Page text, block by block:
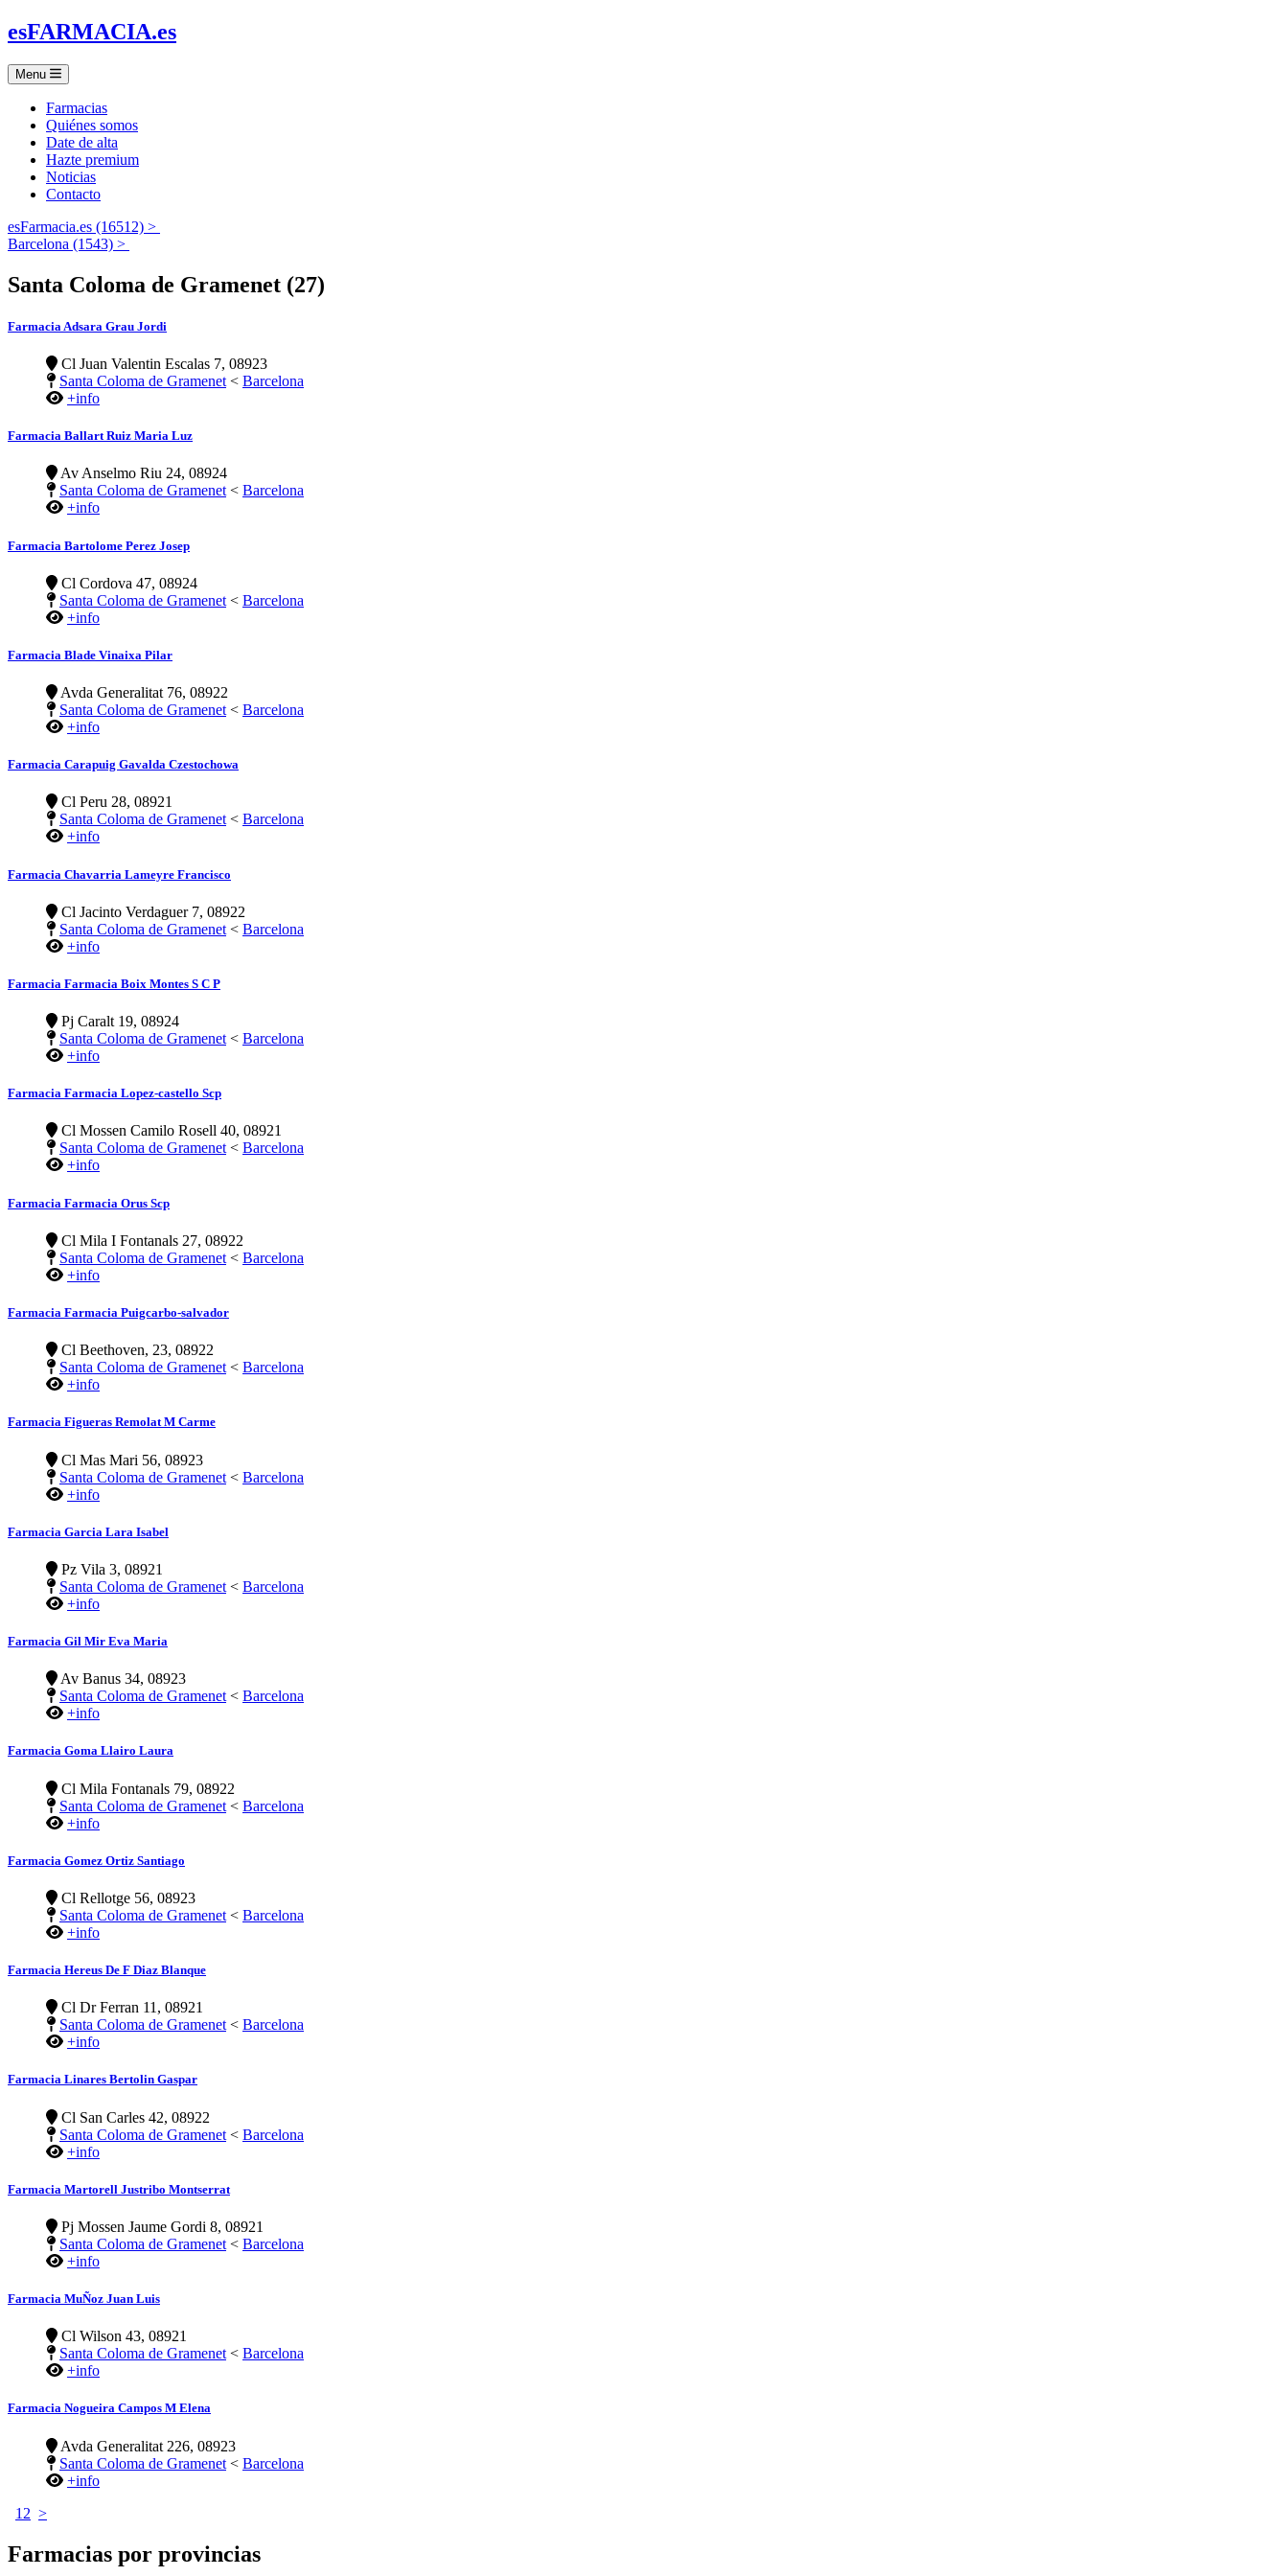
esFARMACIA.es
Menu
Farmacias
Quiénes somos
Date de alta
Hazte premium
Noticias
Contacto
esFarmacia.es (16512) >
Barcelona (1543) >
Santa Coloma de Gramenet (27)
Farmacia Adsara Grau Jordi
Cl Juan Valentin Escalas 7, 08923
Santa Coloma de Gramenet < Barcelona
+info
Farmacia Ballart Ruiz Maria Luz
Av Anselmo Riu 24, 08924
Santa Coloma de Gramenet< Barcelona
+info
Farmacia Bartolome Perez Josep
Cl Cordova 47, 08924
Santa Coloma de Gramenet < Barcelona
+info
Farmacia Blade Vinaixa Pilar
Avda Generalitat 76, 08922
Santa Coloma de Gramenet < Barcelona
+info
Farmacia Carapuig Gavalda Czestochowa
Cl Peru 28, 08921
Santa Coloma de Gramenet< Barcelona
+info
Farmacia Chavarria Lameyre Francisco
Cl Jacinto Verdaguer 7, 08922
Santa Coloma de Gramenet < Barcelona
+info
Farmacia Farmacia Boix Montes S C P
Pj Caralt 19, 08924
Santa Coloma de Gramenet < Barcelona
+info
Farmacia Farmacia Lopez-castello Scp
Cl Mossen Camilo Rosell 40, 08921
Santa Coloma de Gramenet< Barcelona
+info
Farmacia Farmacia Orus Scp
Cl Mila I Fontanals 27, 08922
Santa Coloma de Gramenet < Barcelona
+info
Farmacia Farmacia Puigcarbo-salvador
Cl Beethoven, 23, 08922
Santa Coloma de Gramenet < Barcelona
+info
Farmacia Figueras Remolat M Carme
Cl Mas Mari 56, 08923
Santa Coloma de Gramenet < Barcelona
+info
Farmacia Garcia Lara Isabel
Pz Vila 3, 08921
Santa Coloma de Gramenet < Barcelona
+info
Farmacia Gil Mir Eva Maria
Av Banus 34, 08923
Santa Coloma de Gramenet < Barcelona
+info
Farmacia Goma Llairo Laura
Cl Mila Fontanals 79, 08922
Santa Coloma de Gramenet < Barcelona
+info
Farmacia Gomez Ortiz Santiago
Cl Rellotge 56, 08923
Santa Coloma de Gramenet < Barcelona
+info
Farmacia Hereus De F Diaz Blanque
Cl Dr Ferran 11, 08921
Santa Coloma de Gramenet < Barcelona
+info
Farmacia Linares Bertolin Gaspar
Cl San Carles 42, 08922
Santa Coloma de Gramenet < Barcelona
+info
Farmacia Martorell Justribo Montserrat
Pj Mossen Jaume Gordi 8, 08921
Santa Coloma de Gramenet < Barcelona
+info
Farmacia MuÑoz Juan Luis
Cl Wilson 43, 08921
Santa Coloma de Gramenet < Barcelona
+info
Farmacia Nogueira Campos M Elena
Avda Generalitat 226, 08923
Santa Coloma de Gramenet < Barcelona
+info
1 2 >
Farmacias por provincias